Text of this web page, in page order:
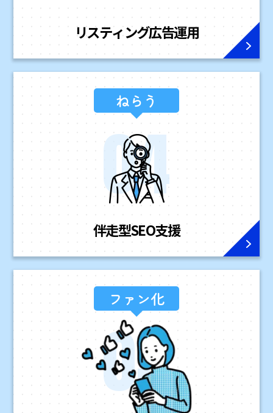
リスティング広告運用
ねらう
伴走型SEO支援
ファン化